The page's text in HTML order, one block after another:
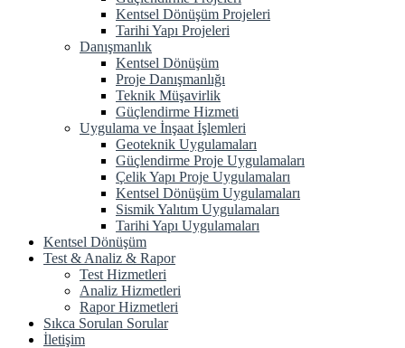
Kentsel Dönüşüm Projeleri
Tarihi Yapı Projeleri
Danışmanlık
Kentsel Dönüşüm
Proje Danışmanlığı
Teknik Müşavirlik
Güçlendirme Hizmeti
Uygulama ve İnşaat İşlemleri
Geoteknik Uygulamaları
Güçlendirme Proje Uygulamaları
Çelik Yapı Proje Uygulamaları
Kentsel Dönüşüm Uygulamaları
Sismik Yalıtım Uygulamaları
Tarihi Yapı Uygulamaları
Kentsel Dönüşüm
Test & Analiz & Rapor
Test Hizmetleri
Analiz Hizmetleri
Rapor Hizmetleri
Sıkca Sorulan Sorular
İletişim